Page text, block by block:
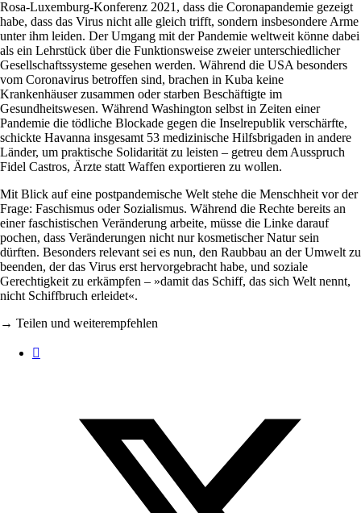
Rosa-Luxemburg-Konferenz 2021, dass die Coronapandemie gezeigt
habe, dass das Virus nicht alle gleich trifft, sondern insbesondere Arme
unter ihm leiden. Der Umgang mit der Pandemie weltweit könne dabei
als ein Lehrstück über die Funktionsweise zweier unterschiedlicher
Gesellschaftssysteme gesehen werden. Während die USA besonders
vom Coronavirus betroffen sind, brachen in Kuba keine
Krankenhäuser zusammen oder starben Beschäftigte im
Gesundheitswesen. Während Washington selbst in Zeiten einer
Pandemie die tödliche Blockade gegen die Inselrepublik verschärfte,
schickte Havanna insgesamt 53 medizinische Hilfsbrigaden in andere
Länder, um praktische Solidarität zu leisten – getreu dem Ausspruch
Fidel Castros, Ärzte statt Waffen exportieren zu wollen.
Mit Blick auf eine postpandemische Welt stehe die Menschheit vor der
Frage: Faschismus oder Sozialismus. Während die Rechte bereits an
einer faschistischen Veränderung arbeite, müsse die Linke darauf
pochen, dass Veränderungen nicht nur kosmetischer Natur sein
dürften. Besonders relevant sei es nun, den Raubbau an der Umwelt zu
beenden, der das Virus erst hervorgebracht habe, und soziale
Gerechtigkeit zu erkämpfen – »damit das Schiff, das sich Welt nennt,
nicht Schiffbruch erleidet«.
→ Teilen und weiterempfehlen